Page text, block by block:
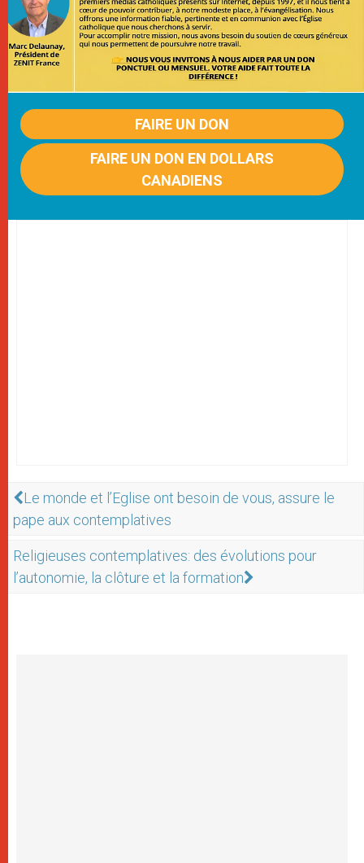
FAIRE UN DON
FAIRE UN DON EN DOLLARS
CANADIENS
Le monde et l’Eglise ont besoin de vous, assure le
pape aux contemplatives
Religieuses contemplatives: des évolutions pour
l’autonomie, la clôture et la formation